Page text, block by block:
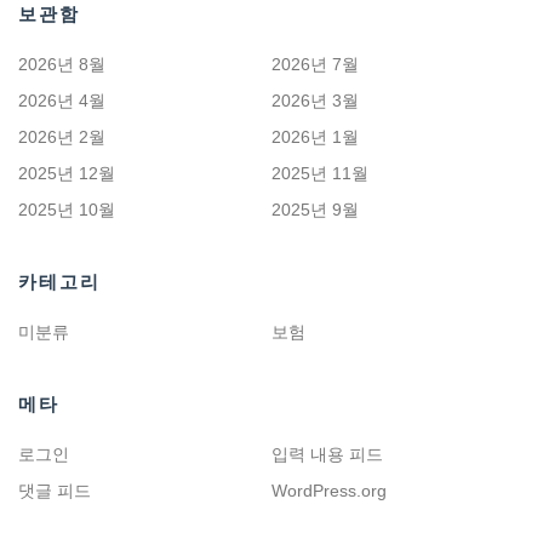
보관함
2026년 8월
2026년 7월
2026년 4월
2026년 3월
2026년 2월
2026년 1월
2025년 12월
2025년 11월
2025년 10월
2025년 9월
카테고리
미분류 보험
메타
로그인
입력 내용 피드
댓글 피드
WordPress.org